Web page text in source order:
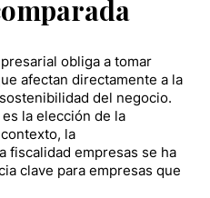
obliga a tomar
afectan directamente a la
del negocio.
la elección de la
la
fiscalidad empresas se ha
clave para empresas que